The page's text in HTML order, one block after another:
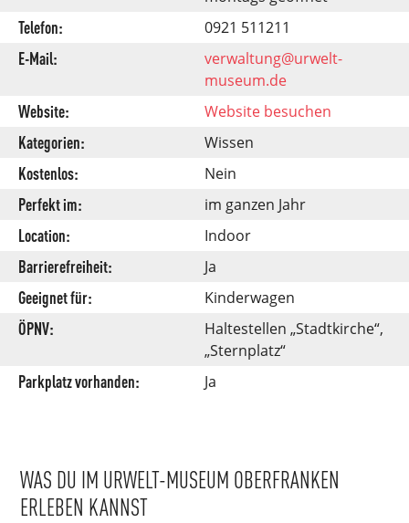
Telefon: 0921 511211
E-Mail:
verwaltung@urwelt-
museum.de
Website: Website besuchen
Kategorien: Wissen
Kostenlos: Nein
Perfekt im: im ganzen Jahr
Location: Indoor
Barrierefreiheit: Ja
Geeignet für: Kinderwagen
ÖPNV:
Haltestellen „Stadtkirche“,
„Sternplatz“
Parkplatz vorhanden: Ja
WAS DU IM URWELT-MUSEUM OBERFRANKEN
ERLEBEN KANNST